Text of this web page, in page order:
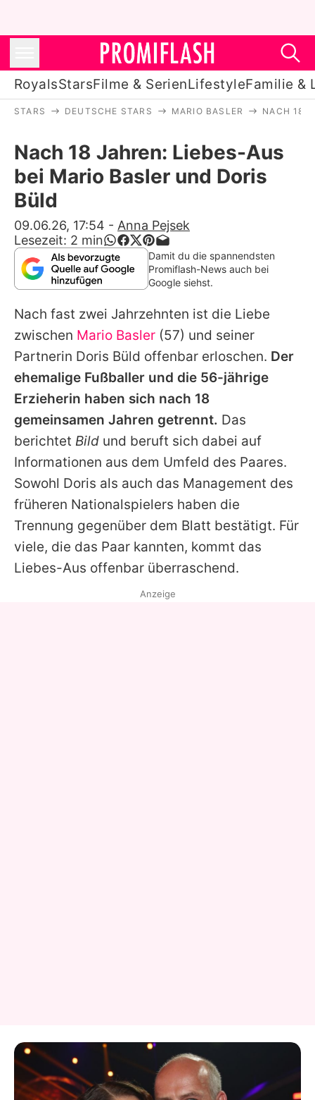
RoyalsStarsFilme & SerienLifestyleFamilie &
Stars
Filme & Serien
Lifestyle
Familie & Liebe
Promiflash Exklusiv
Alle Themen auf Promiflash
Jobs
App runterladen
Team
Redaktionelle Richtlinien
Impressum
Datenschutzerklärung
Nutzungsbedingungen
Utiq verwalten
STARS DEUTSCHE STARS MARIO BASLER NACH 18
Nach 18 Jahren: Liebes-Aus
bei Mario Basler und Doris
Büld
09.06.26, 17:54 - Anna Pejsek
Lesezeit: 2 min
Damit du die spannendsten
Promiflash-News auch bei
Google siehst.
Nach fast zwei Jahrzehnten ist die Liebe
zwischen Mario Basler (57) und seiner
Partnerin Doris Büld offenbar erloschen. Der
ehemalige Fußballer und die 56-jährige
Erzieherin haben sich nach 18
gemeinsamen Jahren getrennt. Das
berichtet Bild und beruft sich dabei auf
Informationen aus dem Umfeld des Paares.
Sowohl Doris als auch das Management des
früheren Nationalspielers haben die
Trennung gegenüber dem Blatt bestätigt. Für
viele, die das Paar kannten, kommt das
Liebes-Aus offenbar überraschend.
Anzeige